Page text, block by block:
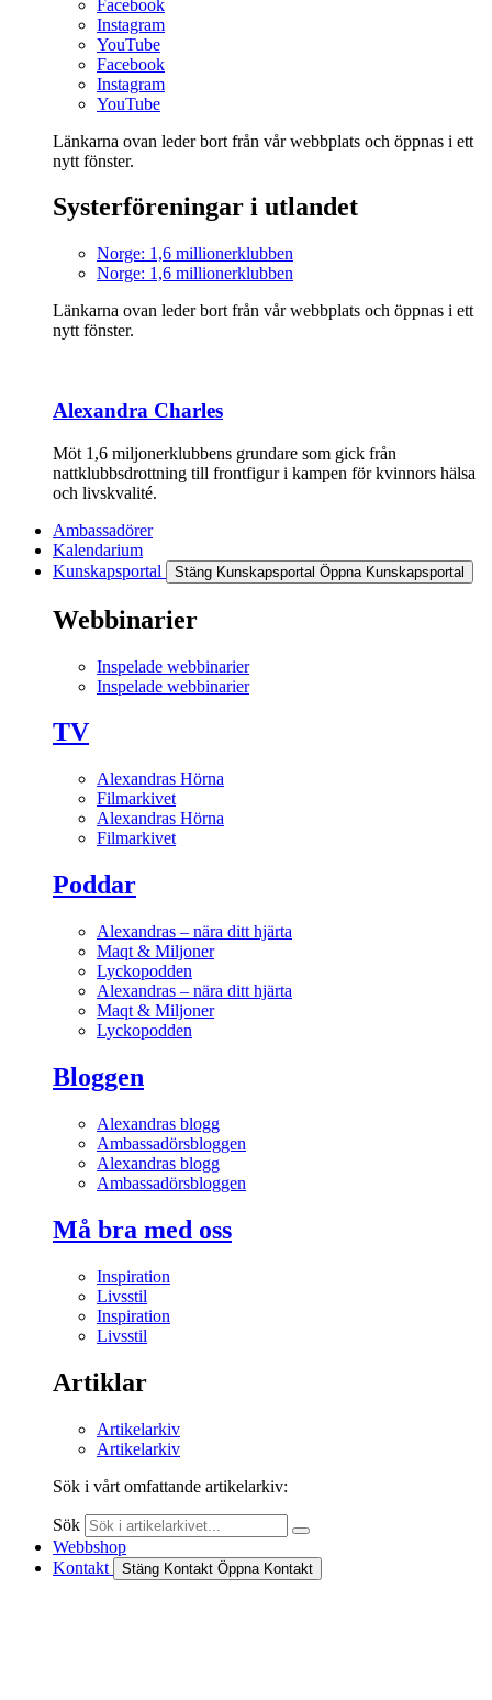
Facebook
Instagram
YouTube
Facebook
Instagram
YouTube
Länkarna ovan leder bort från vår webbplats och öppnas i ett
nytt fönster.
Systerföreningar i utlandet
Norge: 1,6 millionerklubben
Norge: 1,6 millionerklubben
Länkarna ovan leder bort från vår webbplats och öppnas i ett
nytt fönster.
Alexandra Charles
Möt 1,6 miljonerklubbens grundare som gick från
nattklubbsdrottning till frontfigur i kampen för kvinnors hälsa
och livskvalité.
Ambassadörer
Kalendarium
Kunskapsportal
Stäng Kunskapsportal Öppna Kunskapsportal
Webbinarier
Inspelade webbinarier
Inspelade webbinarier
TV
Alexandras Hörna
Filmarkivet
Alexandras Hörna
Filmarkivet
Poddar
Alexandras – nära ditt hjärta
Maqt & Miljoner
Lyckopodden
Alexandras – nära ditt hjärta
Maqt & Miljoner
Lyckopodden
Bloggen
Alexandras blogg
Ambassadörsbloggen
Alexandras blogg
Ambassadörsbloggen
Må bra med oss
Inspiration
Livsstil
Inspiration
Livsstil
Artiklar
Artikelarkiv
Artikelarkiv
Sök i vårt omfattande artikelarkiv:
Sök
Webbshop
Kontakt
Stäng Kontakt Öppna Kontakt